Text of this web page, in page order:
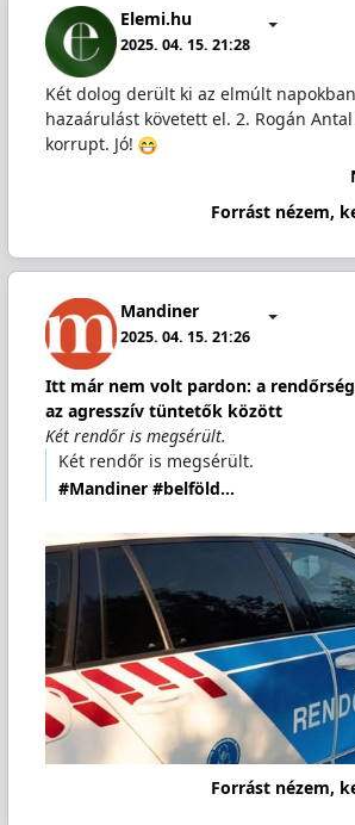
Elemi.hu
2025. 04. 15. 21:28
Két dolog derült ki az elmúlt
hazaárulást követett el. 2. Rogán
korrupt. Jó!
Forrást nézem,
Mandiner
2025. 04. 15. 21:26
Itt már nem volt pardon: a
az agresszív tüntetők között
Két rendőr is megsérült.
Két rendőr is megsérült.
#Mandiner #belföld…
Forrást nézem,